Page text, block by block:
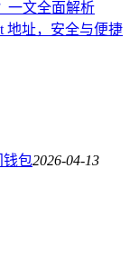
一文全面解析
地址，安全与便捷
钱包2026-04-13